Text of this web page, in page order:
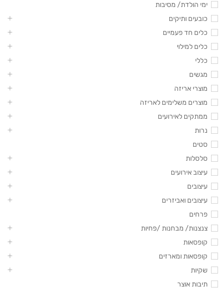
ימי הולדת/ מסיבות
כובעים ותיקים
כלים חד פעמיים
כלים למילוי
כללי
מגשים
מוצרי אריזה
מוצרים משלימים לאריזה
ממתקים לאירועים
נרות
סטים
סלסלות
עיצוב אירועים
עיצובים
עיצובים ואביזרים
פרחים
צנצנות/ מבחנות /פחיות
קופסאות
קופסאות ומארזים
שקיות
תיבות אוצר